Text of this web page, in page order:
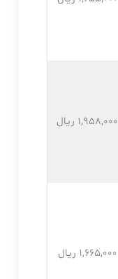
1,958,۰۰۰ ریال
1,665,۰۰۰ ریال